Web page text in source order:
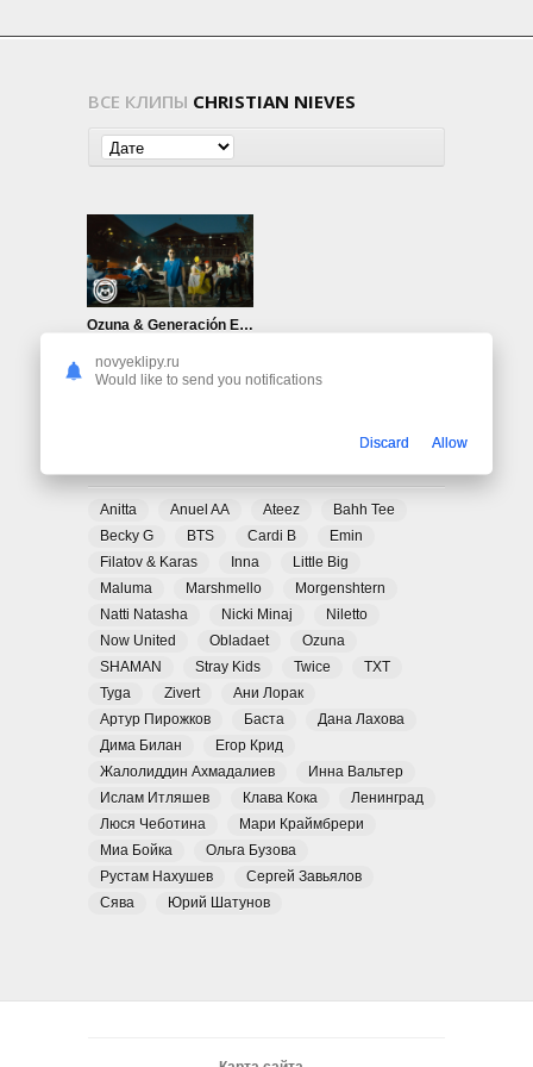
ВСЕ КЛИПЫ CHRISTIAN NIEVES
Ozuna & Generación Escogida ft. Christian Nieves — Llegó la Navidad
Anitta Anuel AA Ateez
Bahh Tee
Becky G
BTS Cardi B
Emin
Filatov & Karas
Inna
Little Big
Maluma
Marshmello
Morgenshtern
Natti Natasha
Nicki Minaj
Niletto
Now United
Obladaet
Ozuna
SHAMAN
Stray Kids Twice
TXT
Tyga
Zivert
Ани Лорак
Артур Пирожков
Баста
Дана Лахова
Дима Билан
Егор Крид
Жалолиддин Ахмадалиев
Инна Вальтер
Ислам Итляшев
Клава Кока
Ленинград
Люся Чеботина
Мари Краймбрери
Миа Бойка
Ольга Бузова
Рустам Нахушев
Сергей Завьялов
Сява
Юрий Шатунов
novyeklipy.ru
Would like to send you notifications
Discard Allow